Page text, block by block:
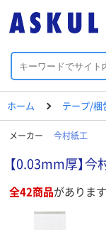
ホーム テープ/梱
メーカー 今村紙工
【0.03mm厚】
全42商品があります